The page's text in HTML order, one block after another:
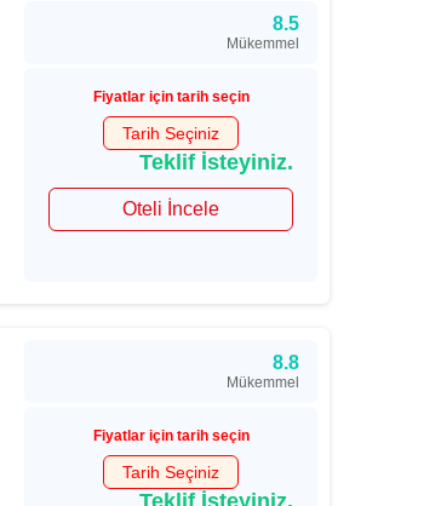
8.5
Mükemmel
Fiyatlar için tarih seçin
Tarih Seçiniz
Teklif İsteyiniz.
Oteli İncele
8.8
Mükemmel
Fiyatlar için tarih seçin
Tarih Seçiniz
Teklif İsteyiniz.